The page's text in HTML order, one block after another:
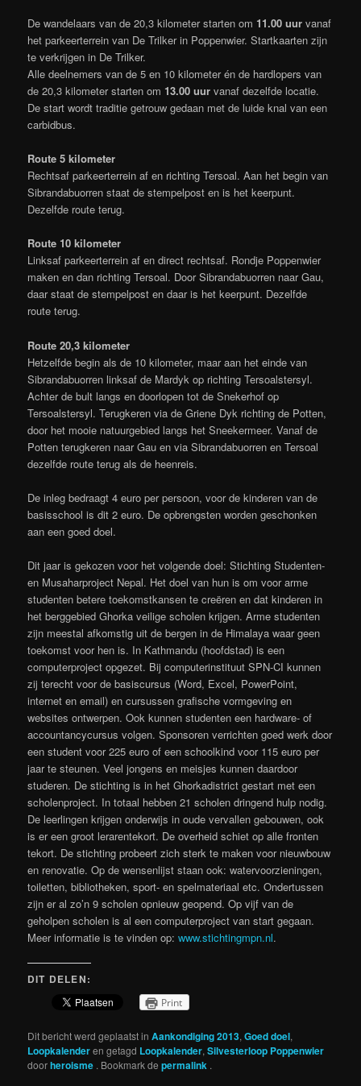
De wandelaars van de 20,3 kilometer starten om 11.00 uur vanaf
het parkeerterrein van De Trilker in Poppenwier. Startkaarten zijn
te verkrijgen in De Trilker.
Alle deelnemers van de 5 en 10 kilometer én de hardlopers van
de 20,3 kilometer starten om 13.00 uur vanaf dezelfde locatie.
De start wordt traditie getrouw gedaan met de luide knal van een
carbidbus.
Route 5 kilometer
Rechtsaf parkeerterrein af en richting Tersoal. Aan het begin van
Sibrandabuorren staat de stempelpost en is het keerpunt.
Dezelfde route terug.
Route 10 kilometer
Linksaf parkeerterrein af en direct rechtsaf. Rondje Poppenwier
maken en dan richting Tersoal. Door Sibrandabuorren naar Gau,
daar staat de stempelpost en daar is het keerpunt. Dezelfde
route terug.
Route 20,3 kilometer
Hetzelfde begin als de 10 kilometer, maar aan het einde van
Sibrandabuorren linksaf de Mardyk op richting Tersoalstersyl.
Achter de bult langs en doorlopen tot de Snekerhof op
Tersoalstersyl. Terugkeren via de Griene Dyk richting de Potten,
door het mooie natuurgebied langs het Sneekermeer. Vanaf de
Potten terugkeren naar Gau en via Sibrandabuorren en Tersoal
dezelfde route terug als de heenreis.
De inleg bedraagt 4 euro per persoon, voor de kinderen van de
basisschool is dit 2 euro. De opbrengsten worden geschonken
aan een goed doel.
Dit jaar is gekozen voor het volgende doel: Stichting Studenten-
en Musaharproject Nepal. Het doel van hun is om voor arme
studenten betere toekomstkansen te creëren en dat kinderen in
het berggebied Ghorka veilige scholen krijgen. Arme studenten
zijn meestal afkomstig uit de bergen in de Himalaya waar geen
toekomst voor hen is. In Kathmandu (hoofdstad) is een
computerproject opgezet. Bij computerinstituut SPN-CI kunnen
zij terecht voor de basiscursus (Word, Excel, PowerPoint,
internet en email) en cursussen grafische vormgeving en
websites ontwerpen. Ook kunnen studenten een hardware- of
accountancycursus volgen. Sponsoren verrichten goed werk door
een student voor 225 euro of een schoolkind voor 115 euro per
jaar te steunen. Veel jongens en meisjes kunnen daardoor
studeren. De stichting is in het Ghorkadistrict gestart met een
scholenproject. In totaal hebben 21 scholen dringend hulp nodig.
De leerlingen krijgen onderwijs in oude vervallen gebouwen, ook
is er een groot lerarentekort. De overheid schiet op alle fronten
tekort. De stichting probeert zich sterk te maken voor nieuwbouw
en renovatie. Op de wensenlijst staan ook: watervoorzieningen,
toiletten, bibliotheken, sport- en spelmateriaal etc. Ondertussen
zijn er al zo’n 9 scholen opnieuw geopend. Op vijf van de
geholpen scholen is al een computerproject van start gegaan.
Meer informatie is te vinden op:www.stichtingmpn.nl.
DIT DELEN:
Print
Dit bericht werd geplaatst inAankondiging 2013,Goed doel,
Loopkalenderen getagd Loopkalender,Silvesterloop Poppenwier
doorheroisme . Bookmark depermalink .